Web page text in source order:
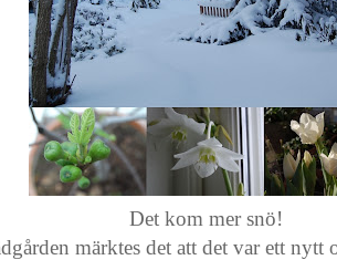
Det kom mer snö!
märktes det att det var ett nytt